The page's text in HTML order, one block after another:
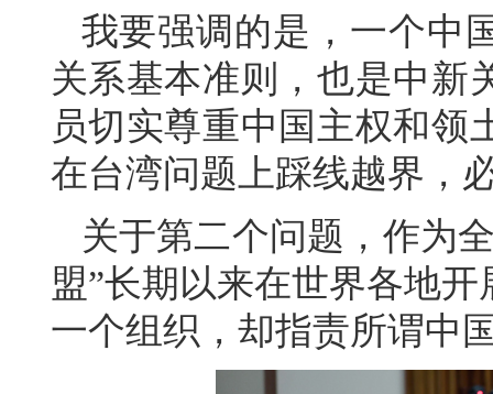
我要强调的是，一个中
关系基本准则，也是中新
员切实尊重中国主权和领
在台湾问题上踩线越界，
关于第二个问题，作为
盟”长期以来在世界各地
一个组织，却指责所谓中